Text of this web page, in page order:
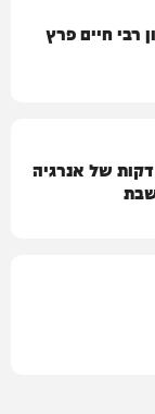
רבי חיים פרץ
משולם זושא וTYH ב16 דקות של אנרגיה